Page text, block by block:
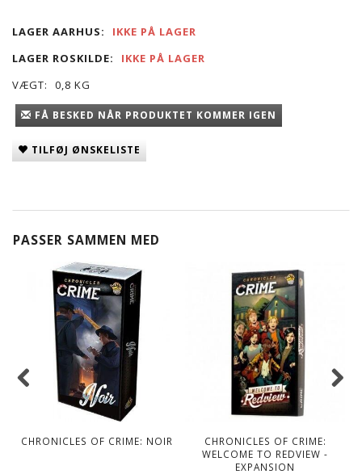
LAGER AARHUS:
IKKE PÅ LAGER
LAGER ROSKILDE:
IKKE PÅ LAGER
VÆGT:
0,8 KG
FÅ BESKED NÅR PRODUKTET KOMMER IGEN
TILFØJ ØNSKELISTE
PASSER SAMMEN MED
CHRONICLES OF CRIME: NOIR
CHRONICLES OF CRIME:
WELCOME TO REDVIEW -
EXPANSION